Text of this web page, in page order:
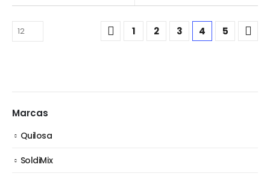
1 2 3 4 5
Marcas
Quilosa
SoldiMix